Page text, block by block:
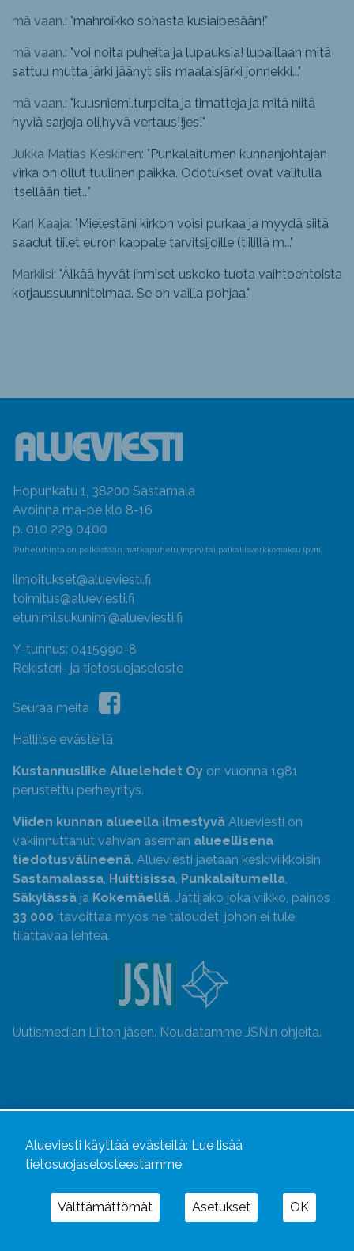
mä vaan.: "mahroikko sohasta kusiaipesään!"
mä vaan.: "voi noita puheita ja lupauksia! lupaillaan mitä
sattuu mutta järki jäänyt siis maalaisjärki jonnekki..."
mä vaan.: "kuusniemi.turpeita ja timatteja ja mitä niitä
hyviä sarjoja oli,hyvä vertaus!!jes!"
Jukka Matias Keskinen: "Punkalaitumen kunnanjohtajan
virka on ollut tuulinen paikka. Odotukset ovat valitulla
itsellään tiet..."
Kari Kaaja: "Mielestäni kirkon voisi purkaa ja myydä siitä
saadut tiilet euron kappale tarvitsijoille (tiilillä m..."
Markiisi: "Älkää hyvät ihmiset uskoko tuota vaihtoehtoista
korjaussuunnitelmaa. Se on vailla pohjaa."
Hopunkatu 1, 38200 Sastamala
Avoinna ma-pe klo 8-16
p. 010 229 0400
(Puheluhinta on pelkästään matkapuhelu (mpm) tai paikallisverkkomaksu (pvm)
ilmoitukset@alueviesti.fi
toimitus@alueviesti.fi
etunimi.sukunimi@alueviesti.fi
Y-tunnus: 0415990-8
Rekisteri- ja tietosuojaseloste
Seuraa meitä
Hallitse evästeitä
Kustannusliike Aluelehdet Oy on vuonna 1981
perustettu perheyritys.
Viiden kunnan alueella ilmestyvä Alueviesti on
vakiinnuttanut vahvan aseman alueellisena
tiedotusvälineenä. Alueviesti jaetaan keskiviikkoisin
Sastamalassa, Huittisissa, Punkalaitumella,
Säkylässä ja Kokemäellä. Jättijako joka viikko, painos
33 000, tavoittaa myös ne taloudet, johon ei tule
tilattavaa lehteä.
Uutismedian Liiton jäsen. Noudatamme JSN:n ohjeita.
Alueviesti käyttää evästeitä: Lue lisää
tietosuojaselosteestamme.
Välttämättömät Asetukset OK